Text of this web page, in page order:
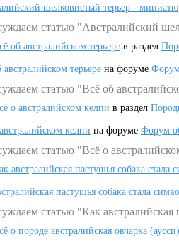
шелковистый терьер -
статью "Австралийский
об австралийском терьере в раздел
австралийском терьере на форуме
статью "Всё об
о австралийском келпи в раздел
келпи на форуме Форум
статью "Всё о
австралийская пастушья собака
пастушья собака стала
статью "Как
о породе австралийская овчарка (аусси)